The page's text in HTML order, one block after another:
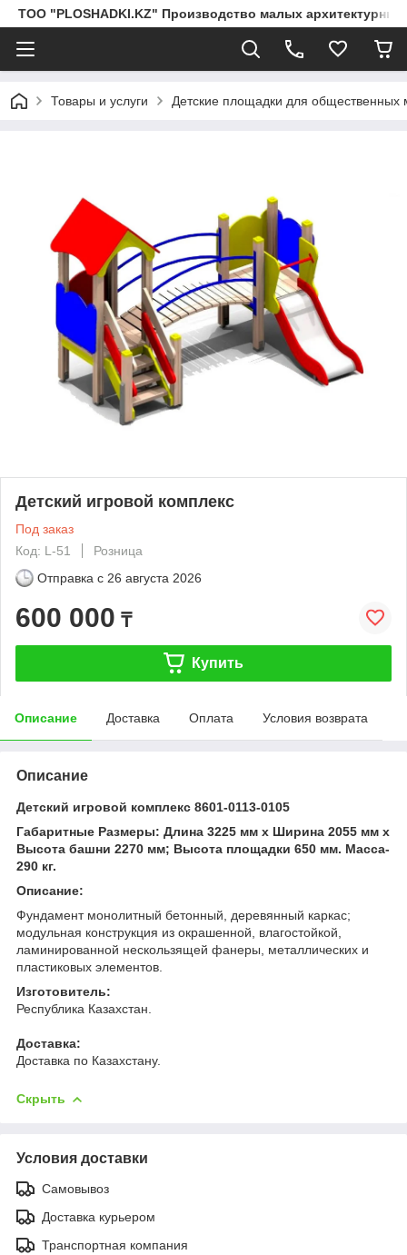
ТОО "PLOSHADKI.KZ" Производство малых
Товары и услуги Детские площадки для общественных
Детский игровой комплекс
Под заказ
Код: L-51
Розница
Отправка с 26 августа 2026
600 000 ₸
Купить
Описание Доставка Оплата Условия возврата
Описание
Детский игровой комплекс 8601-0113-0105
Габаритные Размеры: Длина 3225 мм х Ширина 2055 мм х
Высота башни 2270 мм; Высота площадки 650 мм. Масса-
290 кг.
Описание:
Фундамент монолитный бетонный, деревянный каркас;
модульная конструкция из окрашенной, влагостойкой,
ламинированной нескользящей фанеры, металлических и
пластиковых элементов.
Изготовитель:
Республика Казахстан.
Доставка:
Доставка по Казахстану.
Скрыть
Условия доставки
Самовывоз
Доставка курьером
Транспортная компания